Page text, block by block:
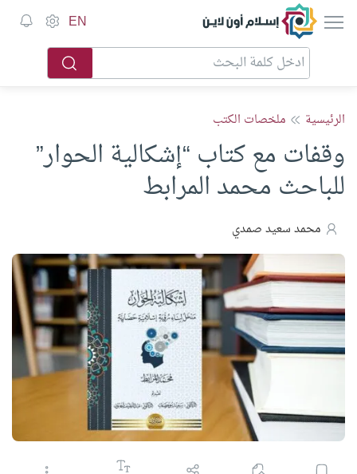
إسلام أون لاين EN
الرئيسية ملخصات الكتب
وقفات مع كتاب “إشكالية الحوار”
للباحث محمد المرابط
محمد سعيد صمدي